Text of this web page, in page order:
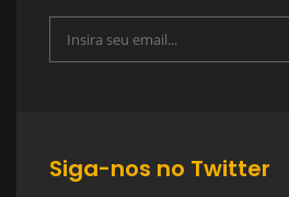
Siga-nos no Twitter